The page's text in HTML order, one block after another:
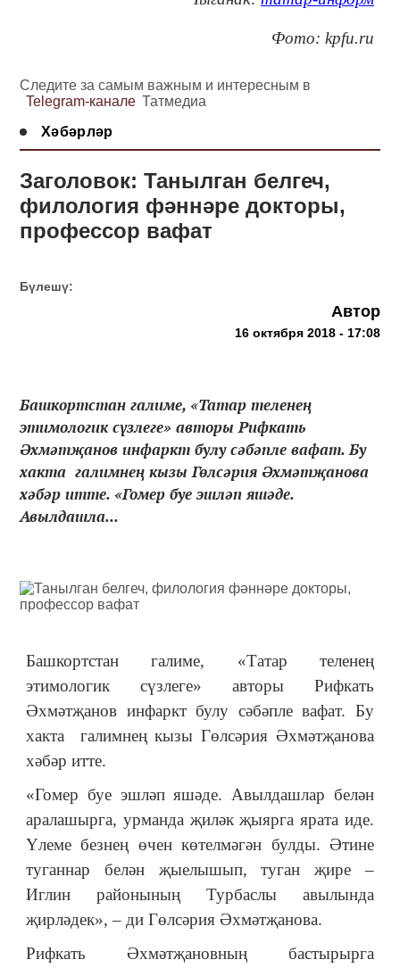
Фото: kpfu.ru
Следите за самым важным и интересным в
Telegram-канале Татмедиа
Хәбәрләр
Заголовок: Танылган белгеч,
филология фәннәре докторы,
профессор вафат
Бүлешү:
Автор
16 октября 2018 - 17:08
Башкортстан галиме, «Татар теленең
этимологик сүзлеге» авторы Рифкать
Әхмәтҗанов инфаркт булу сәбәпле вафат. Бу
хакта галимнең кызы Гөлсәрия Әхмәтҗанова
хәбәр итте. «Гомер буе эшләп яшәде.
Авылдашла...
Башкортстан галиме, «Татар теленең
этимологик сүзлеге» авторы Рифкать
Әхмәтҗанов инфаркт булу сәбәпле вафат. Бу
хакта галимнең кызы Гөлсәрия Әхмәтҗанова
хәбәр итте.
«Гомер буе эшләп яшәде. Авылдашлар белән
аралашырга, урманда җиләк җыярга ярата иде.
Үлеме безнең өчен көтелмәгән булды. Әтине
туганнар белән җыелышып, туган җире –
Иглин районының Турбаслы авылында
җирләдек», – ди Гөлсәрия Әхмәтҗанова.
Рифкать Әхмәтҗановның бастырырга